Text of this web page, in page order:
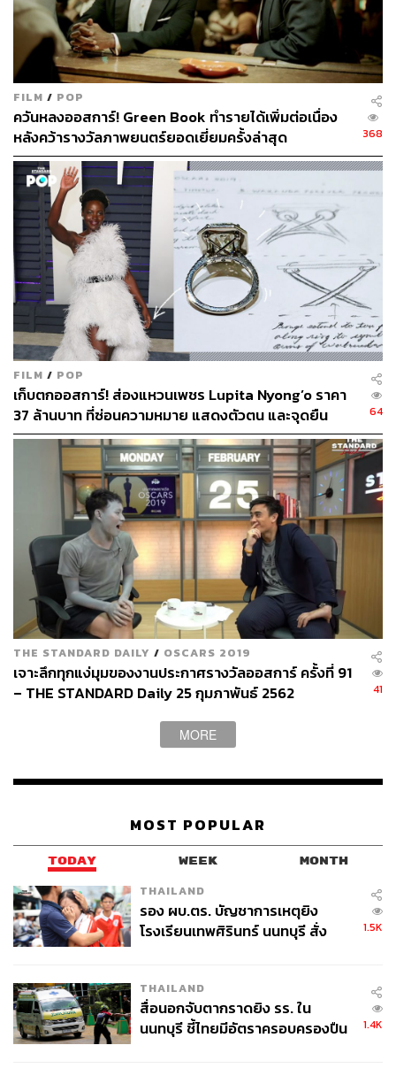
ภาพยนตร์เรื่อง Mary Queen of Scots
แต่งหน้าโดย:เจนนี่ เชอร์คอร์, มาร์ค พิลเชอร์ และเจสสิก้า
Mary Queen of Scotsเป็นภาพยนตร์ที่บอกเล่าเรื่องราวอิง
ประวัติศาสตร์ของ แมรี สจ๊วต ราชินีม่ายวัย 18 ปีแห่งฝรั่งเศส
ที่ดั้นด้นกลับไปสกอตแลนด์เพื่อทวงบัลลังก์อันชอบธรรมของ
เธอคืนมา ผู้ที่มารับบทนำในเรื่องนี้คือ เซียร์ชา โรแนน และ
มาร์โกต์ ร็อบบี้ ที่มาเปิดศึกชิงบัลลังก์กันอย่างดุเดือด ลุคแต่ง
หน้าทำผมในเรื่องนี้มีสไตล์ที่โดดเด่น เพราะต้องแต่งหน้าเป็น
แนวย้อนยุค ซึ่งช่างแต่งหน้าที่มาสร้างสรรค์ลุคอันน่าทึ่งครั้ง
นี้คือ เจนนี่ เชอร์คอร์, มาร์ค พิลเชอร์ และเจสสิก้า บรูกส์ ลุค
โดดเด่นที่สุดคือลุคที่แปลงโฉมให้นักแสดงสาวมาร์โกต์ ร็อบ
บี้กลายเป็นสมเด็จพระราชินีนาถเอลิซาเบธที่ 1 ได้อย่างสม
บทบาท โดยสวมวิกผมหยิกสีแดงสด และแต่งผิวโทนสีขาว
ชอล์ก รวมถึงรอยแผลเป็นบนใบหน้านั่นอีก เจนนี่ เชอร์คอร์
นักออกแบบทรงผมและช่างแต่งหน้าชื่อดังบอกกับ
Refinery29 ว่า เธอต้องสร้างแผลเป็นปลอมขึ้นมา และมีขั้น
ตอนการแต่งหน้าที่มากมาย ในช่วงเริ่มแรกที่ต้องนำเสนอลุค
ของเอลิซาเบธ ซึ่งเป็นพระราชินีตั้งแต่วัยเยาว์ จึงออกแบบ
การแต่งหน้าในโทนสีขาวเพื่อสื่อถึงความบริสุทธิ์ของตัว
ละครนั่นเอง
FILM / POP
ควันหลงออสการ์! Green Book ทำรายได้เพิ่มต่อเนื่อง
หลังคว้ารางวัลภาพยนตร์ยอดเยี่ยมครั้งล่าสุด
368
FILM / POP
เก็บตกออสการ์! ส่องแหวนเพชร Lupita Nyong’o ราคา
37 ล้านบาท ที่ซ่อนความหมาย แสดงตัวตน และจุดยืน
64
THE STANDARD DAILY / OSCARS 2019
เจาะลึกทุกแง่มุมของงานประกาศรางวัลออสการ์ ครั้งที่ 91
– THE STANDARD Daily 25 กุมภาพันธ์ 2562
41
MORE
MOST POPULAR
TODAY WEEK MONTH
THAILAND
รอง ผบ.ตร. บัญชาการเหตุยิง
โรงเรียนเทพศิรินทร์ นนทบุรี สั่ง
1.5K
THAILAND
สื่อนอกจับตากราดยิง รร. ใน
นนทบุรี ชี้ไทยมีอัตราครอบครองปืน
1.4K